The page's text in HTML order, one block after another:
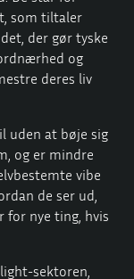
som tiltaler
der gør tyske
og
deres liv
uden at bøje sig
og er mindre
vibe
de ser ud,
for nye ting, hvis
sektoren,